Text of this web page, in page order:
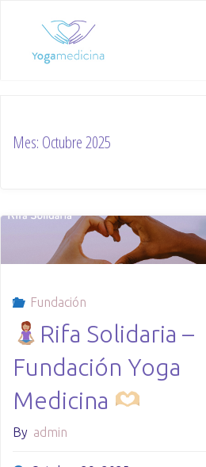
content
Mes: Octubre 2025
Fundación
Rifa Solidaria –
Fundación Yoga
Medicina
By admin